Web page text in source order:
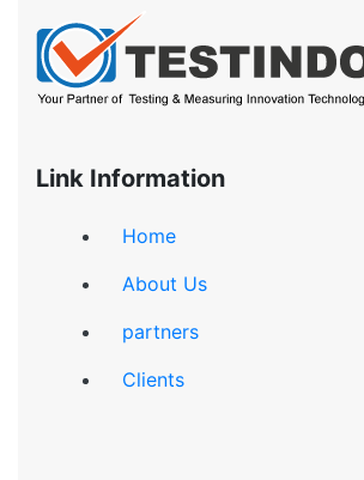
Link Information
Home
About Us
partners
Clients